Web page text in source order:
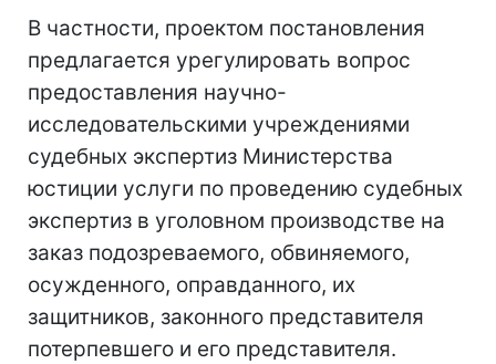
В частности, проектом постановления
предлагается урегулировать вопрос
предоставления научно-
исследовательскими учреждениями
судебных экспертиз Министерства
юстиции услуги по проведению судебных
экспертиз в уголовном производстве на
заказ подозреваемого, обвиняемого,
осужденного, оправданного, их
защитников, законного представителя
потерпевшего и его представителя.